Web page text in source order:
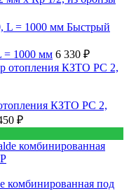
Быстрый
= 1000 мм 6 330 ₽
КЗТО РС 2,
₽
комбинированная под